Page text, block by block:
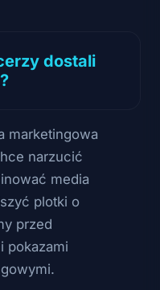
dostali
marketingowa
narzucić
media
plotki o
przed
pokazami